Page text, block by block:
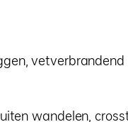
vetverbrandend
wandelen,